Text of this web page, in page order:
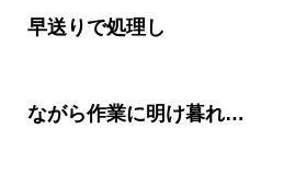
早送りで処理し
ながら作業に明け暮れ…